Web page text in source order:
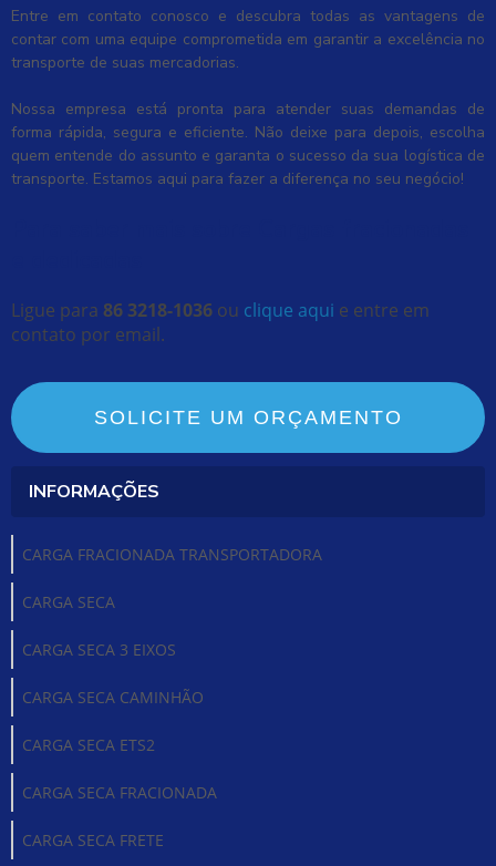
Entre em contato conosco e descubra todas as vantagens de
contar com uma equipe comprometida em garantir a excelência no
transporte de suas mercadorias.
Nossa empresa está pronta para atender suas demandas de
forma rápida, segura e eficiente. Não deixe para depois, escolha
quem entende do assunto e garanta o sucesso da sua logística de
transporte. Estamos aqui para fazer a diferença no seu negócio!
Ligue para 86 3218-1036 ou clique aqui e entre em
contato por email.
SOLICITE UM ORÇAMENTO
INFORMAÇÕES
CARGA FRACIONADA TRANSPORTADORA
CARGA SECA
CARGA SECA 3 EIXOS
CARGA SECA CAMINHÃO
CARGA SECA ETS2
CARGA SECA FRACIONADA
CARGA SECA FRETE